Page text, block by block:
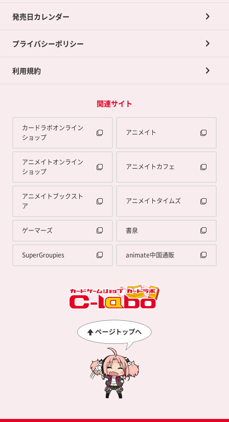
買取承諾書について
ポイント交換景品
発売日カレンダー
プライバシーポリシー
利用規約
関連サイト
カードラボオンライン
ショップ
アニメイト
アニメイトオンライン
ショップ
アニメイトカフェ
アニメイトブックスト
ア
アニメイトタイムズ
ゲーマーズ 書泉
SuperGroupies animate中国通販